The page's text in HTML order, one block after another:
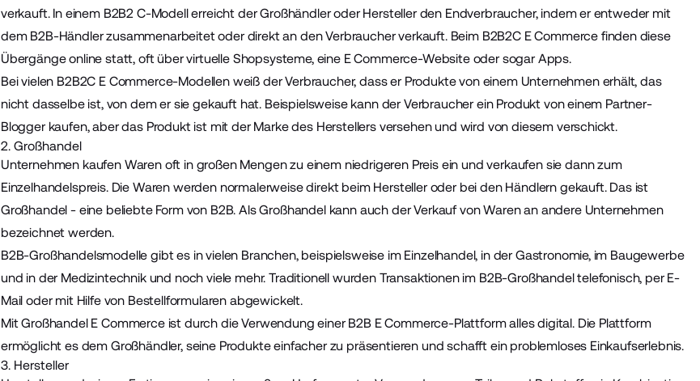
verkauft. In einem B2B2 C-Modell erreicht der Großhändler oder Hersteller den Endverbraucher, indem er entweder mit
dem B2B-Händler zusammenarbeitet oder direkt an den Verbraucher verkauft. Beim B2B2C E Commerce finden diese
Übergänge online statt, oft über virtuelle Shopsysteme, eine E Commerce-Website oder sogar Apps.
Bei vielen B2B2C E Commerce-Modellen weiß der Verbraucher, dass er Produkte von einem Unternehmen erhält, das
nicht dasselbe ist, von dem er sie gekauft hat. Beispielsweise kann der Verbraucher ein Produkt von einem Partner-
Blogger kaufen, aber das Produkt ist mit der Marke des Herstellers versehen und wird von diesem verschickt.
2. Großhandel
Unternehmen kaufen Waren oft in großen Mengen zu einem niedrigeren Preis ein und verkaufen sie dann zum
Einzelhandelspreis. Die Waren werden normalerweise direkt beim Hersteller oder bei den Händlern gekauft. Das ist
Großhandel - eine beliebte Form von B2B. Als Großhandel kann auch der Verkauf von Waren an andere Unternehmen
bezeichnet werden.
B2B-Großhandelsmodelle gibt es in vielen Branchen, beispielsweise im Einzelhandel, in der Gastronomie, im Baugewerbe
und in der Medizintechnik und noch viele mehr. Traditionell wurden Transaktionen im B2B-Großhandel telefonisch, per E-
Mail oder mit Hilfe von Bestellformularen abgewickelt.
Mit Großhandel E Commerce ist durch die Verwendung einer B2B E Commerce-Plattform alles digital. Die Plattform
ermöglicht es dem Großhändler, seine Produkte einfacher zu präsentieren und schafft ein problemloses Einkaufserlebnis.
3. Hersteller